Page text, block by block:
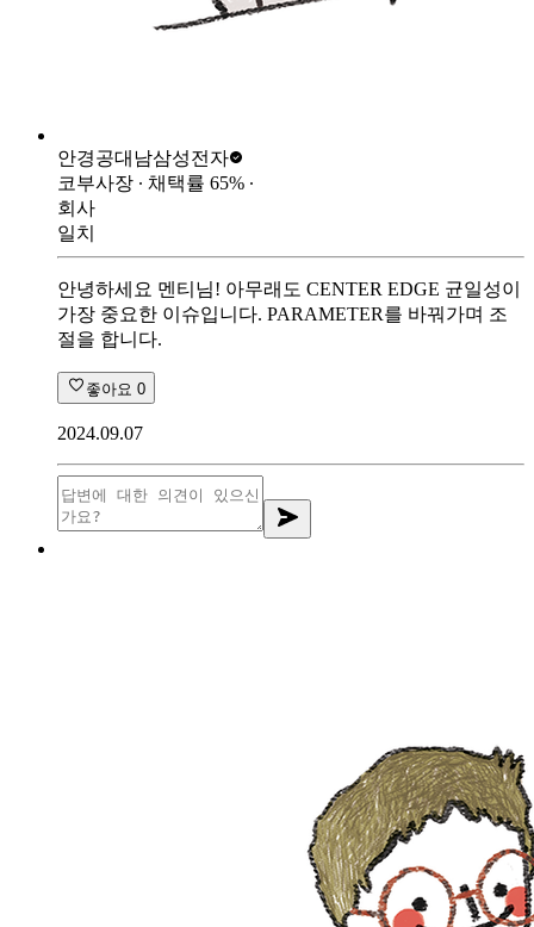
안경공대남삼성전자
코부사장 ∙ 채택률 65% ∙
회사
일치
안녕하세요 멘티님! 아무래도 CENTER EDGE 균일성이
가장 중요한 이슈입니다. PARAMETER를 바꿔가며 조
절을 합니다.
좋아요 0
2024.09.07